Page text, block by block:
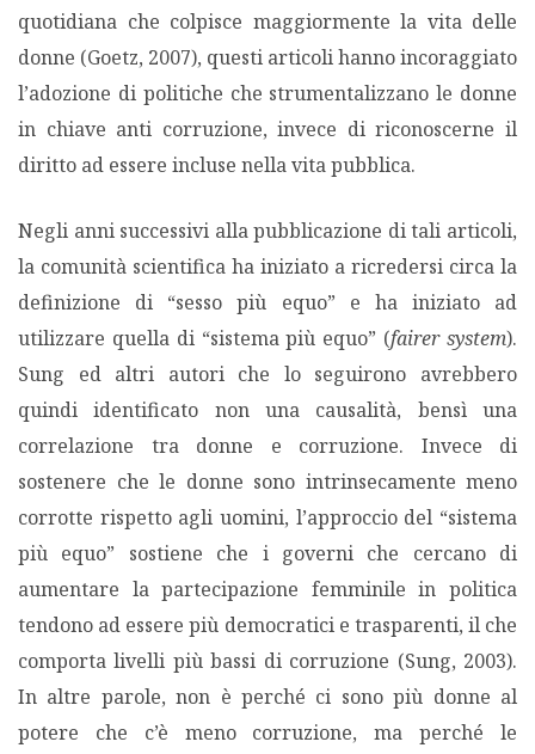
quotidiana che colpisce maggiormente la vita delle
donne (Goetz, 2007), questi articoli hanno incoraggiato
l’adozione di politiche che strumentalizzano le donne
in chiave anti corruzione, invece di riconoscerne il
diritto ad essere incluse nella vita pubblica.
Negli anni successivi alla pubblicazione di tali articoli,
la comunità scientifica ha iniziato a ricredersi circa la
definizione di “sesso più equo” e ha iniziato ad
utilizzare quella di “sistema più equo” (fairer system).
Sung ed altri autori che lo seguirono avrebbero
quindi identificato non una causalità, bensì una
correlazione tra donne e corruzione. Invece di
sostenere che le donne sono intrinsecamente meno
corrotte rispetto agli uomini, l’approccio del “sistema
più equo” sostiene che i governi che cercano di
aumentare la partecipazione femminile in politica
tendono ad essere più democratici e trasparenti, il che
comporta livelli più bassi di corruzione (Sung, 2003).
In altre parole, non è perché ci sono più donne al
potere che c’è meno corruzione, ma perché le